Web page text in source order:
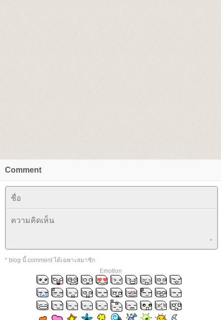
Comment
* blog นี้ comment ได้เฉพาะสมาชิก
Emotion